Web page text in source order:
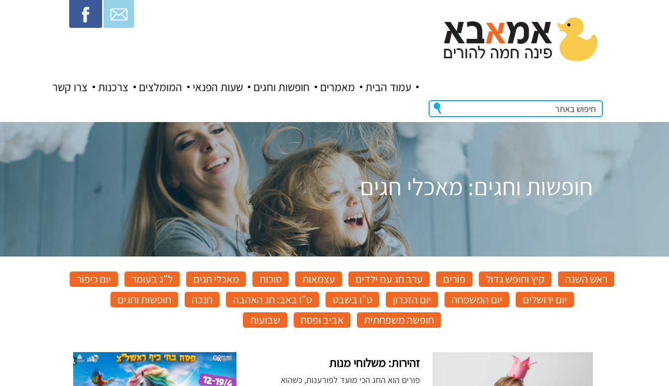
צרו קשר צרכנות המומלצים שעות הפנאי חופשות וחגים מאמרים עמוד הבית
חופשות וחגים: מאכלי חגים
ראש השנה קיץ וחופש גדול פורים ערב חג עם ילדים עצמאות סוכות מאכלי חגים ל"ג בעומר
יום כיפור
יום ירושלים
יום המשפחה יום הזכרון ט"ו בשבט ט"ו באב: חג האהבה חנכה
חופשות וחגים
חופשה משפחתית
אביב ופסח שבועות
זהירות: משלוחי מנות
פורים הוא החג הכי מועד לפורענות, כשהוא